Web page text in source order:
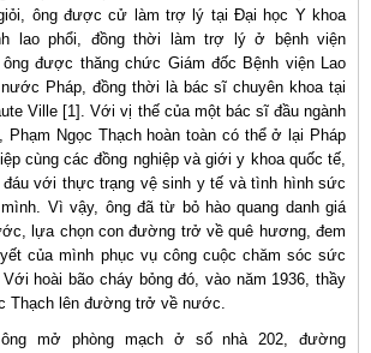
ông được cử làm trợ lý tại Đại học Y khoa
lao phổi, đồng thời làm trợ lý ở bệnh viện
ông được thăng chức Giám đốc Bệnh viện Lao
Pháp, đồng thời là bác sĩ chuyên khoa tại
Ville [1]. Với vị thế của một bác sĩ đầu ngành
Phạm Ngọc Thạch hoàn toàn có thể ở lại Pháp
cùng các đồng nghiệp và giới y khoa quốc tế,
đáu với thực trạng vệ sinh y tế và tình hình sức
Vì vậy, ông đã từ bỏ hào quang danh giá
lựa chọn con đường trở về quê hương, đem
của mình phục vụ công cuộc chăm sóc sức
Với hoài bão cháy bỏng đó, vào năm 1936, thầy
Thạch lên đường trở về nước.
mở phòng mạch ở số nhà 202, đường